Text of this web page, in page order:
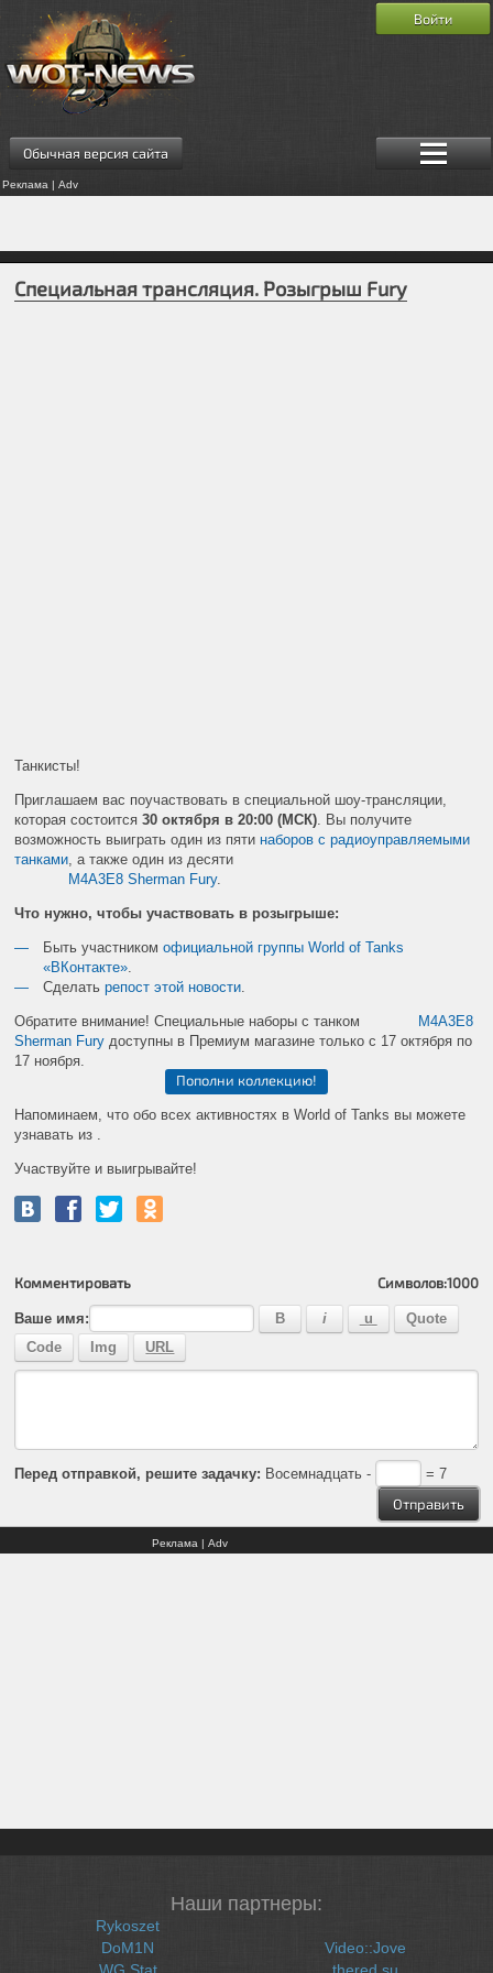
Обычная версия сайта
Реклама | Adv
Войти
Специальная трансляция. Розыгрыш Fury
Танкисты!
Приглашаем вас поучаствовать в специальной шоу-трансляции,
которая состоится30 октября в 20:00 (МСК) . Вы получите
возможность выиграть один из пяти наборов с радиоуправляемыми
танками , а также один из десяти
M4A3E8Sherman Fury.
Что нужно, чтобы участвовать в розыгрыше:
Быть участникомофициальной группы World of Tanks
«ВКонтакте»
Сделатьрепост этой новости
Обратите внимание! Специальные наборы с танком M4A3E8
Sherman Fury доступны в Премиум магазине только с 17 октября по
17 ноября.
Пополни коллекцию!
Напоминаем, что обо всех активностях в World of Tanks вы можете
узнавать из
Участвуйте и выигрывайте!
Комментировать Символов:1000
Ваше имя:
Перед отправкой, решите задачку: Восемнадцать - = 7
Реклама | Adv
Наши партнеры:
Rykoszet
DoM1N
WG Stat
Video::Jove
thered.su